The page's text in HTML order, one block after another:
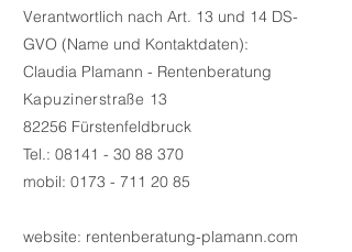
Verantwortlich nach Art. 13 und 14 DS-
GVO (Name und Kontaktdaten):
Claudia Plamann - Rentenberatung
Kapuzinerstraße 13
82256 Fürstenfeldbruck
Tel.: 08141 - 30 88 370
mobil: 0173 - 711 20 85
website: rentenberatung-plamann.com